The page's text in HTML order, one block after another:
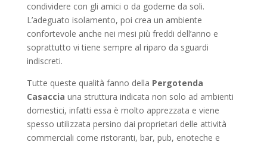
condividere con gli amici o da goderne da soli.
L’adeguato isolamento, poi crea un ambiente
confortevole anche nei mesi più freddi dell’anno e
soprattutto vi tiene sempre al riparo da sguardi
indiscreti.
Tutte queste qualità fanno della Pergotenda
Casaccia una struttura indicata non solo ad ambienti
domestici, infatti essa è molto apprezzata e viene
spesso utilizzata persino dai proprietari delle attività
commerciali come ristoranti, bar, pub, enoteche e